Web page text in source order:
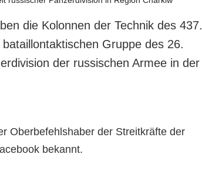
die Kolonnen der Technik des 437.
Gruppe des 26.
der russischen Armee in der
Oberbefehlshaber der Streitkräfte der
bekannt.